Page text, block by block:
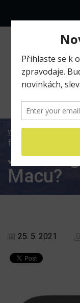
www.ilumio.cz
funguje Klíčenka na
Jak
Macu?
25. 5. 2021